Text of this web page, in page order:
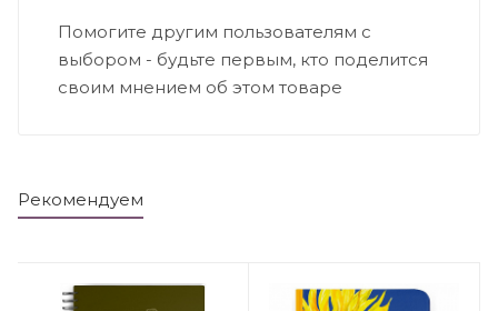
Помогите другим пользователям с
выбором - будьте первым, кто поделится
своим мнением об этом товаре
Рекомендуем